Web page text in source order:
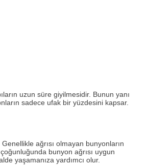
uzun süre giyilmesidir. Bunun yanı
sadece ufak bir yüzdesini kapsar.
ağrısı olmayan bunyonların
bunyon ağrısı uygun
yaşamanıza yardımcı olur.